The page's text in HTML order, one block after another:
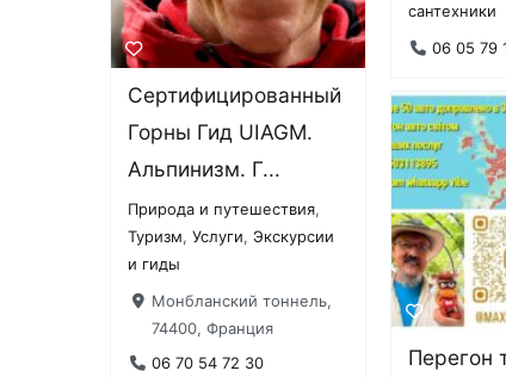
сантехники
06 05 79
Сертифицированный
Горны Гид UIAGM.
Альпинизм. Г...
Природа и путешествия,
Туризм,Услуги,Экскурсии
и гиды
Монбланский тоннель,
74400, Франция
06 70 54 72 30
Перегон